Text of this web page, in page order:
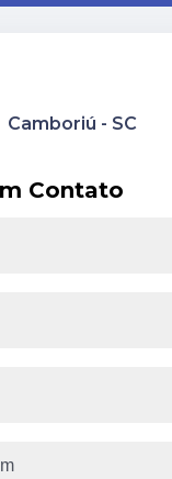
Contato
Camboriú - SC